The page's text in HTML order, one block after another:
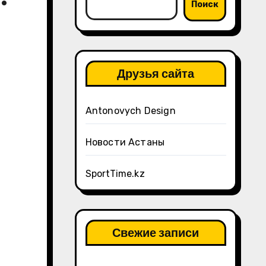
Поиск
Друзья сайта
Antonovych Design
Новости Астаны
SportTime.kz
Свежие записи